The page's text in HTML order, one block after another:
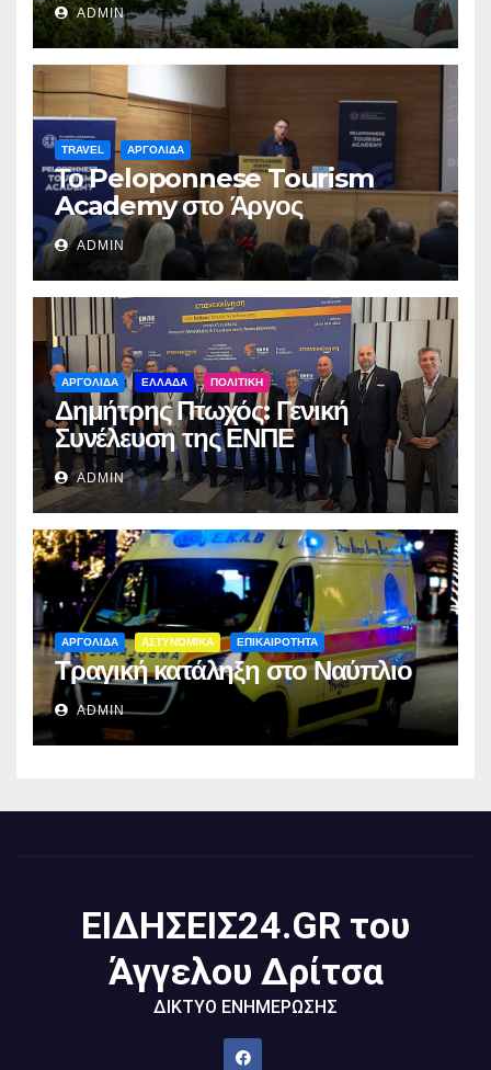
ADMIN
TRAVEL ΑΡΓΟΛΙΔΑ
Το Peloponnese Tourism
Academy στο Άργος
ADMIN
ΑΡΓΟΛΙΔΑ ΕΛΛΑΔΑ ΠΟΛΙΤΙΚΗ
Δημήτρης Πτωχός: Γενική
Συνέλευση της ΕΝΠΕ
ADMIN
ΑΡΓΟΛΙΔΑ ΑΣΤΥΝΟΜΙΚΑ ΕΠΙΚΑΙΡΟΤΗΤΑ
Τραγική κατάληξη στο Ναύπλιο
ADMIN
ΕΙΔΗΣΕΙΣ24.GR του
Άγγελου Δρίτσα
ΔΙΚΤΥΟ ΕΝΗΜΕΡΩΣΗΣ